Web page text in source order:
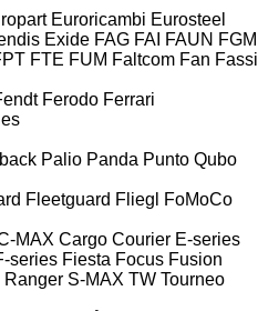
Euroricambi Eurosteel
Exide FAG FAI FAUN FGM
FTE FUM Faltcom Fan Fassi
Ferodo Ferrari
Palio Panda Punto Qubo
Fleetguard Fliegl
FoMoCo
MAX Cargo Courier E-series
series Fiesta Focus Fusion
Ranger S-MAX TW Tourneo